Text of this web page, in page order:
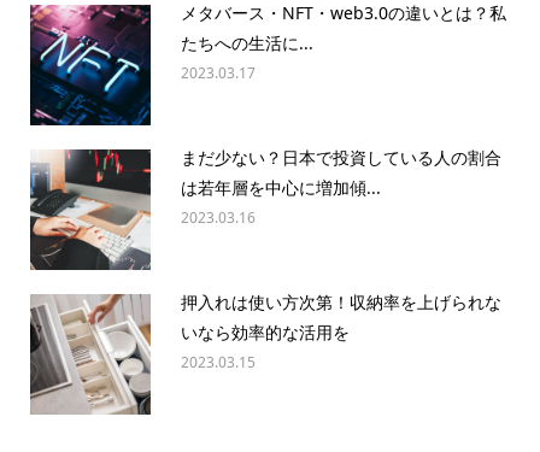
メタバース・NFT・web3.0の違いとは？私
たちへの生活に...
2023.03.17
まだ少ない？日本で投資している人の割合
は若年層を中心に増加傾...
2023.03.16
押入れは使い方次第！収納率を上げられな
いなら効率的な活用を
2023.03.15